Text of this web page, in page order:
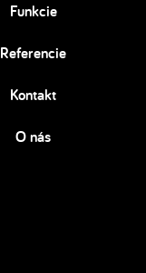
Funkcie
Referencie
Kontakt
O nás